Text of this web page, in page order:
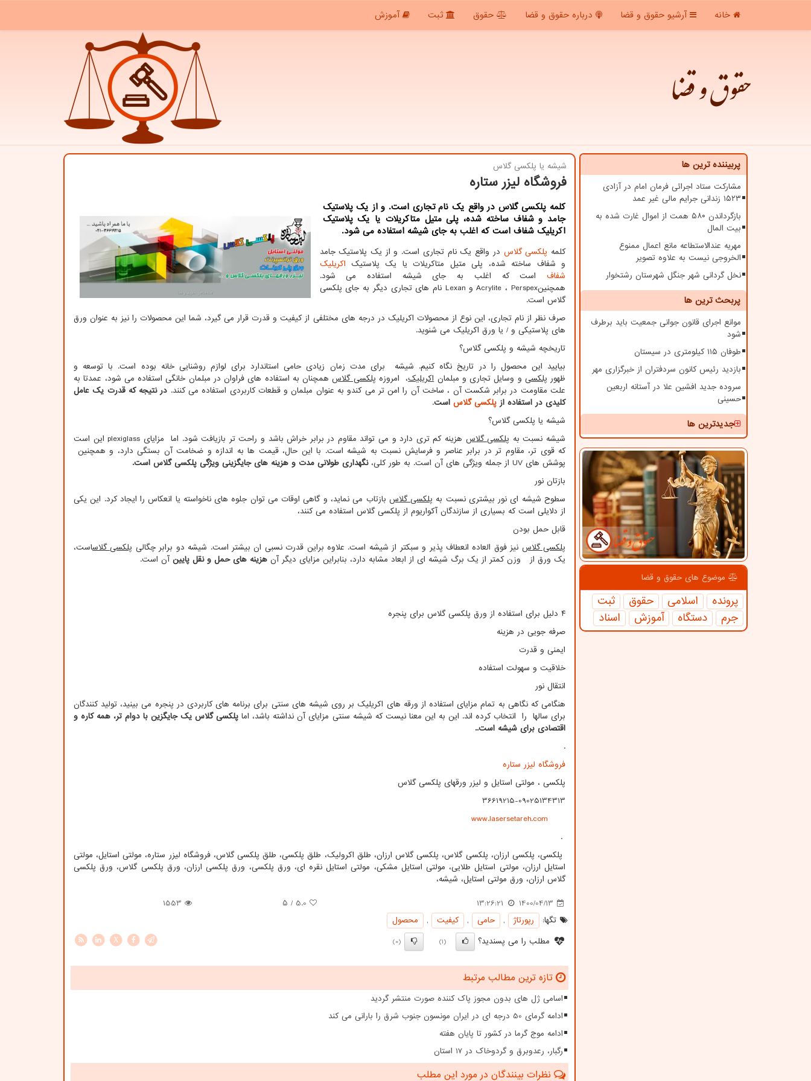
خانه آرشیو حقوق و قضا درباره حقوق و قضا حقوق ثبت آموزش
حقوق و قضا
پربیننده ترین ها
مشارکت ستاد اجرائی فرمان امام در آزادی
۱۵۲۳ زندانی جرایم مالی غیر عمد
بازگرداندن ۵۸۰ همت از اموال غارت شده به
بیت المال
مهریه عندالاستطاعه مانع اعمال ممنوع
الخروجی نیست به علاوه تصویر
نخل گردانی شهر جنگل شهرستان رشتخوار
پربحث ترین ها
موانع اجرای قانون جوانی جمعیت باید برطرف
شود
طوفان ۱۱۵ کیلومتری در سیستان
بازدید رئیس کانون سردفتران از خبرگزاری مهر
سروده جدید افشین علا در آستانه اربعین
حسینی
جدیدترین ها
موضوع های حقوق و قضا
پرونده اسلامی حقوق
ثبت
جرم
دستگاه آموزش اسناد
شیشه یا پلكسی گلاس
فروشگاه لیزر ستاره
كلمه پلكسی گلاس در واقع یك نام تجاری است. و از یك پلاستیك
جامد و شفاف ساخته شده، پلی متیل متاكریلات یا یك پلاستیك
اكریلیك شفاف است كه اغلب به جای شیشه استفاده می شود.
کلمه پلکسی گلاس در واقع یک نام تجاری است. و از یک پلاستیک جامد
و شفاف ساخته شده، پلی متیل متاکریلات یا یک پلاستیک اکریلیک
شفاف است که اغلب به جای شیشه استفاده می شود.
همچنینPerspex ، Acrylite و Lexan نام های تجاری دیگر به جای پلکسی
گلاس است.
صرف نظر از نام تجاری، این نوع از محصولات اکریلیک در درجه های مختلفی از کیفیت و قدرت قرار می گیرد، شما این محصولات را نیز به عنوان ورق
های پلاستیکی و / یا ورق اکریلیک می شنوید.
تاریخچه شیشه و پلکسی گلاس؟
بیایید این محصول را در تاریخ نگاه کنیم. شیشه برای مدت زمان زیادی حامی استاندارد برای لوازم روشنایی خانه بوده است. با توسعه و
ظهور پلکسی و وسایل تجاری و مبلماناکریلیک، امروزه پلکسی گلاسهمچنان به استفاده های فراوان در مبلمان خانگی استفاده می شود، عمدتا به
علت مقاومت در برابر شکست آن ، ساخت آن را امن تر می کندو به عنوان مبلمان و قطعات کاربردی استفاده می کنند. در نتیجه که قدرت یک عامل
کلیدی در استفاده از پلکسی گلاس است.
شیشه یا پلکسی گلاس؟
شیشه نسبت به پلکسی گلاس هزینه کم تری دارد و می تواند مقاوم در برابر خراش باشد و راحت تر بازیافت شود. اما مزایای plexiglass این است
که قوی تر، مقاوم تر در برابر عناصر و فرسایش نسبت به شیشه است. با این حال، قیمت ها به اندازه و ضخامت آن بستگی دارد، و همچنین
پوشش های UV از جمله ویژگی های آن است. به طور کلی،نگهداری طولانی مدت و هزینه های جایگزینی ویژگی پلکسی گلاس است.
بازتان نور
سطوح شیشه ای نور بیشتری نسبت به پلکسی گلاس بازتاب می نماید، و گاهی اوقات می توان جلوه های ناخواسته یا انعکاس را ایجاد کرد. این یکی
از دلایلی است که بسیاری از سازندگان آکواریوم از پلکسی گلاس استفاده می کنند،
قابل حمل بودن
پلکسی گلاس نیز فوق العاده انعطاف پذیر و سبکتر از شیشه است. علاوه براین قدرت نسبی ان بیشتر است. شیشه دو برابر چگالی پلکسی گلاساست،
یک ورق از وزن کمتر از یک برگ شیشه ای از ابعاد مشابه دارد، بنابراین مزایای دیگر آن هزینه های حمل و نقل پایین آن است.
۴ دلیل برای استفاده از ورق پلکسی گلاس برای پنجره
صرفه جویی در هزینه
ایمنی و قدرت
خلاقیت و سهولت استفاده
انتقال نور
هنگامی که نگاهی به تمام مزایای استفاده از ورقه های اکریلیک بر روی شیشه های سنتی برای برنامه های کاربردی در پنجره می بینید، تولید کنندگان
برای سالها را انتخاب کرده اند. این به این معنا نیست که شیشه سنتی مزایای آن نداشته باشد، اما پلکسی گلاس یک جایگزین با دوام تر، همه کاره و
اقتصادی برای شیشه است..
.
فروشگاه لیزر ستاره
پلکسی ، مولتی استایل و لیزر ورقهای پلکسی گلاس
36619215-09025134313
www.lasersetareh.com
.
پلکسی، پلکسی ارزان، پلکسی گلاس، پلکسی گلاس ارزان، طلق اکرولیک، طلق پلکسی، طلق پلکسی گلاس، فروشگاه لیزر ستاره، مولتی استایل، مولتی
استایل ارزان، مولتی استایل طلایی، مولتی استایل مشکی، مولتی استایل نقره ای، ورق پلکسی، ورق پلکسی ارزان، ورق پلکسی گلاس، ورق پلکسی
گلاس ارزان، ورق مولتی استایل، شیشه،
1400/04/13
13:26:21
5.0 / ۵
1553
تگها:
رپورتاژ , حامی , كیفیت ,
محصول
مطلب را می پسندید؟
(1)
(0)
X
تازه ترین مطالب مرتبط
اسامی ژل های بدون مجوز پاک کننده صورت منتشر گردید
ادامه گرمای 50 درجه ای در ایران مونسون جنوب شرق را بارانی می کند
ادامه موج گرما در کشور تا پایان هفته
رگبار، رعدوبرق و گردوخاک در 17 استان
نظرات بینندگان در مورد این مطلب